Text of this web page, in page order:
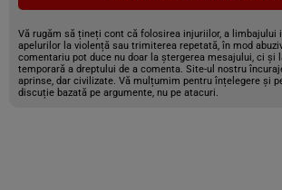
Vă rugăm să țineți cont că folosirea injuriilor, a limbajului
apelurilor la violență sau trimiterea repetată, în mod
comentariu pot duce nu doar la ștergerea mesajului, ci și
temporară a dreptului de a comenta. Site-ul nostru
aprinse, dar civilizate. Vă mulțumim pentru înțelegere și
discuție bazată pe argumente, nu pe atacuri.